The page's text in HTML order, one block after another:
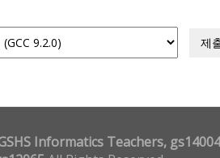
제
Informatics Teachers,